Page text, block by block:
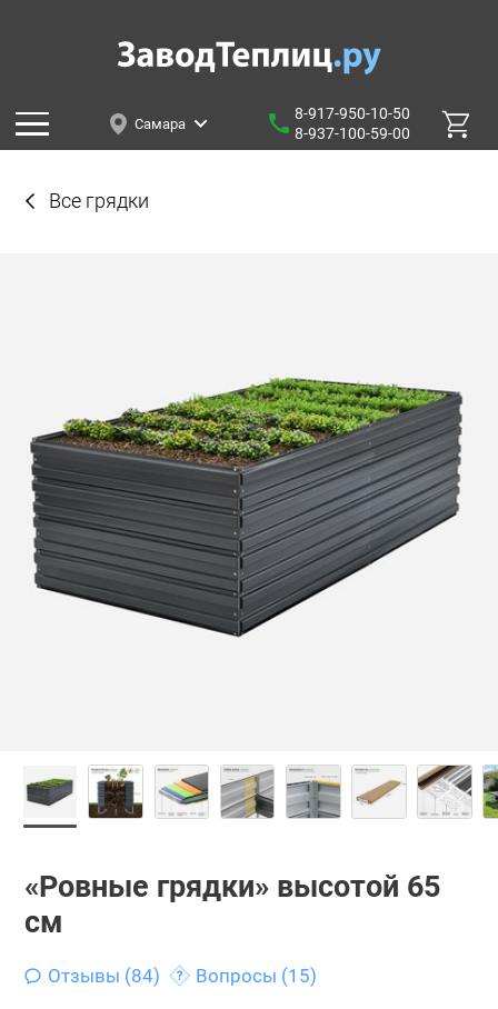
Самара
8-917-950-10-50
8-937-100-59-00
Все грядки
«Ровные грядки» высотой 65
см
Отзывы (84) Вопросы (15)